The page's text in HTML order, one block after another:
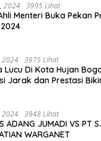
2024 3995 Lihat
Menteri Buka Pekan
2024 3975 Lihat
Lucu Di Kota Hujan
Jarak dan Prestasi
2024 3948 Lihat
ADANG JUMADI VS PT
WARGANET